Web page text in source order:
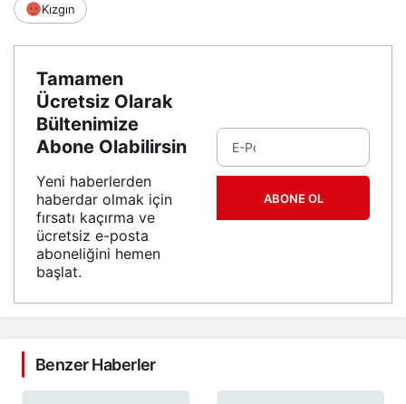
Kızgın
Tamamen
Ücretsiz Olarak
Bültenimize
Abone Olabilirsin
Yeni haberlerden
haberdar olmak için
fırsatı kaçırma ve
ücretsiz e-posta
aboneliğini hemen
başlat.
ABONE OL
Benzer Haberler